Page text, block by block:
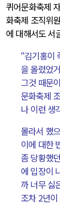
퀴어문화축제
화축제 조직위
에 대해서도 서
“김기홍이
을 올렸었
그것 때문
문화축제
나 이런 생
몰라서 했
이에 대한
좀 당황했
에 입장이
까 너무 싫
조차 2년